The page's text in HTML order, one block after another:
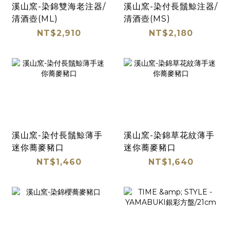
溪山窯-染錦雙海老注器/
清酒壺(ML)
NT$2,910
溪山窯-染付長鬚鯨注器/
清酒壺(MS)
NT$2,180
溪山窯-染付長鬚鯨薄手
迷你蕎麥豬口
NT$1,460
溪山窯-染錦草花紋薄手
迷你蕎麥豬口
NT$1,640